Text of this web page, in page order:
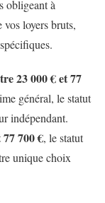
obligeant à
loyers bruts,
23 000 € et 77
général, le statut
indépendant.
700 €, le statut
unique choix